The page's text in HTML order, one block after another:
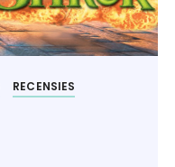
RECENSIES